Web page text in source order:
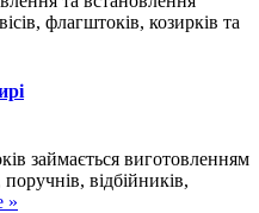
флагштоків, козирків та
займається виготовленням
відбійників,
»